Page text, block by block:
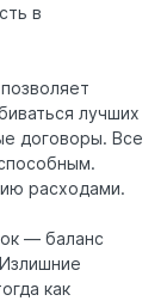
в
лучших
договоры. Все
расходами.
— баланс
как